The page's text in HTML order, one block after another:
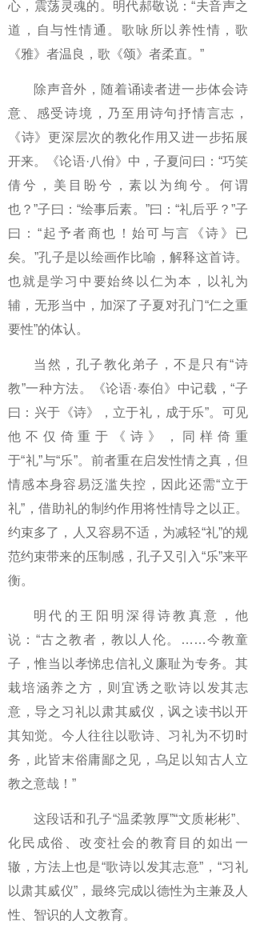
心，震荡灵魂的。明代郝敬说：“夫音声之
道，自与性情通。歌咏所以养性情，歌
《雅》者温良，歌《颂》者柔直。”
除声音外，随着诵读者进一步体会诗
意、感受诗境，乃至用诗句抒情言志，
《诗》更深层次的教化作用又进一步拓展
开来。《论语·八佾》中，子夏问曰：“巧笑
倩兮，美目盼兮，素以为绚兮。何谓
也？”子曰：“绘事后素。”曰：“礼后乎？”子
曰：“起予者商也！始可与言《诗》已
矣。”孔子是以绘画作比喻，解释这首诗。
也就是学习中要始终以仁为本，以礼为
辅，无形当中，加深了子夏对孔门“仁之重
要性”的体认。
当然，孔子教化弟子，不是只有“诗
教”一种方法。《论语·泰伯》中记载，“子
曰：兴于《诗》，立于礼，成于乐”。可见
他不仅倚重于《诗》，同样倚重
于“礼”与“乐”。前者重在启发性情之真，但
情感本身容易泛滥失控，因此还需“立于
礼”，借助礼的制约作用将性情导之以正。
约束多了，人又容易不适，为减轻“礼”的规
范约束带来的压制感，孔子又引入“乐”来平
衡。
明代的王阳明深得诗教真意，他
说：“古之教者，教以人伦。……今教童
子，惟当以孝悌忠信礼义廉耻为专务。其
栽培涵养之方，则宜诱之歌诗以发其志
意，导之习礼以肃其威仪，讽之读书以开
其知觉。今人往往以歌诗、习礼为不切时
务，此皆末俗庸鄙之见，乌足以知古人立
教之意哉！”
这段话和孔子“温柔敦厚”“文质彬彬”、
化民成俗、改变社会的教育目的如出一
辙，方法上也是“歌诗以发其志意”，“习礼
以肃其威仪”，最终完成以德性为主兼及人
性、智识的人文教育。